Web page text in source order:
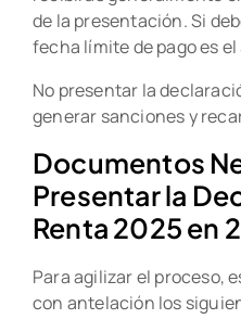
de la presentación. Si
fecha límite de pago es el
No presentar la
generar sanciones y
Documentos
Presentar la
Renta 2025 en
Para agilizar el proceso,
con antelación los